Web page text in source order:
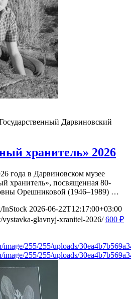
Дарвиновский
хранитель» 2026
года в Дарвиновском музее
хранитель», посвященная 80-
Орешниковой (1946–1989) …
InStock 2026-06-22T12:17:00+03:00
vystavka-glavnyj-xranitel-2026/ 600 ₽
image/255/255/uploads/
image/255/255/uploads/